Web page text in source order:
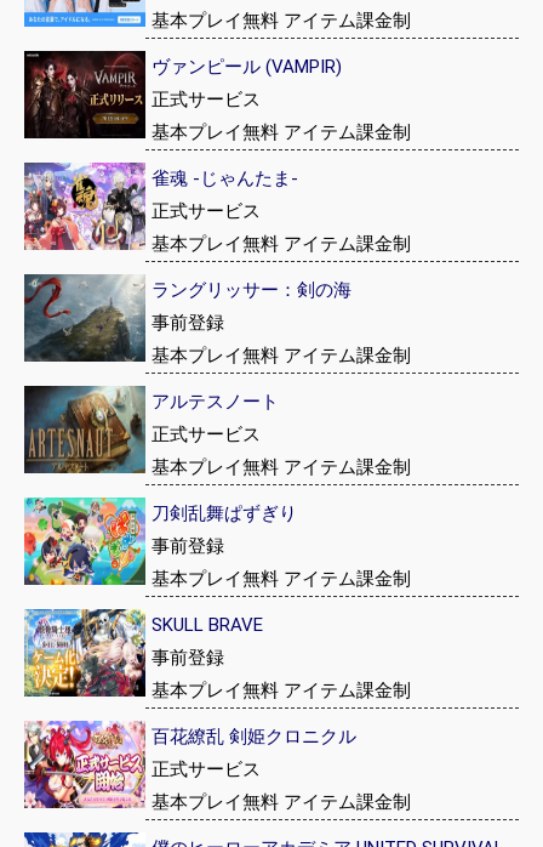
基本プレイ無料 アイテム課金制
ヴァンピール (VAMPIR)
正式サービス
基本プレイ無料 アイテム課金制
雀魂 -じゃんたま-
正式サービス
基本プレイ無料 アイテム課金制
ラングリッサー：剣の海
事前登録
基本プレイ無料 アイテム課金制
アルテスノート
正式サービス
基本プレイ無料 アイテム課金制
刀剣乱舞ぱずぎり
事前登録
基本プレイ無料 アイテム課金制
SKULL BRAVE
事前登録
基本プレイ無料 アイテム課金制
百花繚乱 剣姫クロニクル
正式サービス
基本プレイ無料 アイテム課金制